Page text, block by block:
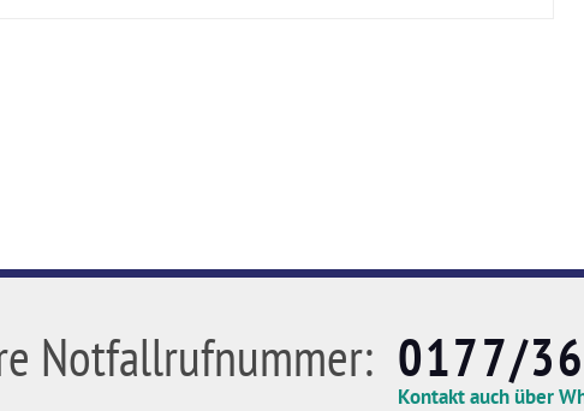
Notfallrufnummer: 0177/
Kontakt auch über